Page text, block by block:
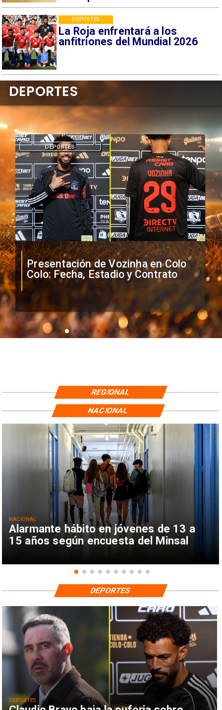
La Roja enfrentará a los
anfitriones del Mundial 2026
DEPORTES
Presentación de Vozinha en Colo
Colo: Fecha, Estadio y Contrato
DEPORTES
DEPORTES
REGIONAL
Alarmante hábito en jóvenes de 13 a
15 años según encuesta del Minsal
NACIONAL
NACIONAL
DEPORTES
DEPORTES